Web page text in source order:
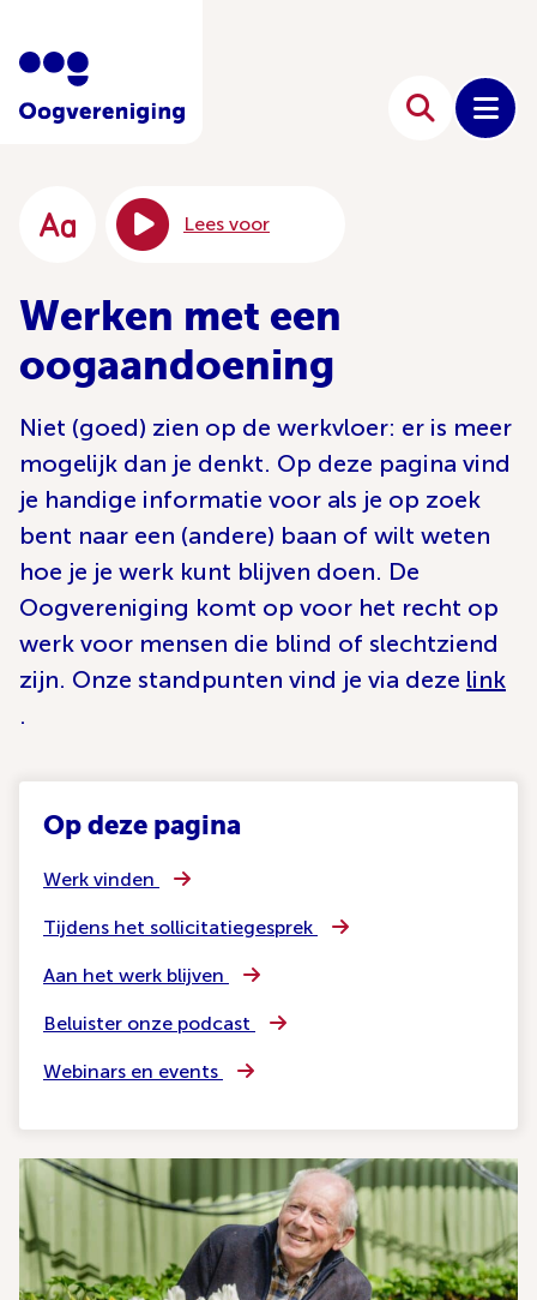
Lees voor
Werken met een
oogaandoening
Niet (goed) zien op de werkvloer: er is meer
mogelijk dan je denkt. Op deze pagina vind
je handige informatie voor als je op zoek
bent naar een (andere) baan of wilt weten
hoe je je werk kunt blijven doen. De
Oogvereniging komt op voor het recht op
werk voor mensen die blind of slechtziend
zijn. Onze standpunten vind je via deze link
.
Op deze pagina
Werk vinden
Tijdens het sollicitatiegesprek
Aan het werk blijven
Beluister onze podcast
Webinars en events